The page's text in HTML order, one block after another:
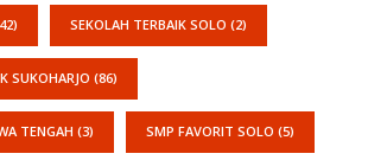
SEKOLAH TERBAIK SOLO (2)
SUKOHARJO (86)
TENGAH (3) SMP FAVORIT SOLO (5)